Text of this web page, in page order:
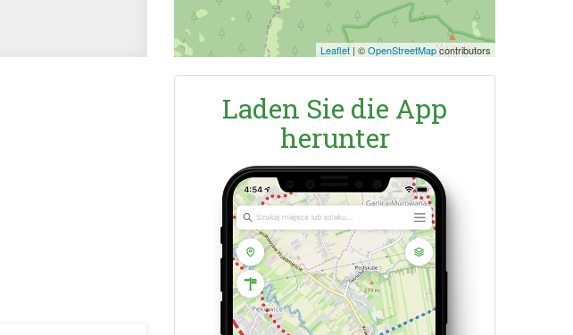
Leaflet | ©OpenStreetMapcontributors
Laden Sie die App
herunter